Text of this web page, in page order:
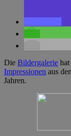
Die Bildergalerie
Impressionen aus
Jahren.